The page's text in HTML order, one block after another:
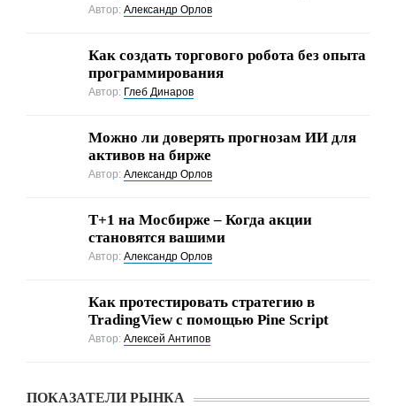
Автор:Александр Орлов
Как создать торгового робота без опыта
программирования
Автор: Глеб Динаров
Можно ли доверять прогнозам ИИ для
активов на бирже
Автор:Александр Орлов
Т+1 на Мосбирже – Когда акции
становятся вашими
Автор:Александр Орлов
Как протестировать стратегию в
TradingView с помощью Pine Script
Автор:Алексей Антипов
ПОКАЗАТЕЛИ РЫНКА